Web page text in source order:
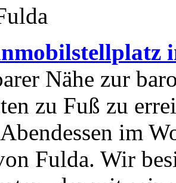
Nähe zur
zu Fuß zu
im
Fulda. Wir